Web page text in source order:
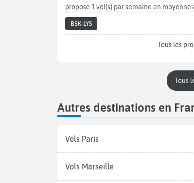
propose 1 vol(s) par semaine en moyenne
BSK-LYS
Tous les
Tous
Autres destinations en
Vols Paris
Vols Marseille